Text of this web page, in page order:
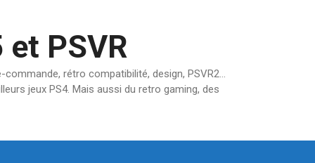
PSVR
commande, rétro compatibilité, design, PSVR2…
jeux PS4. Mais aussi du retro gaming, des